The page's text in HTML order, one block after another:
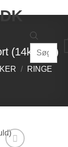
Products
search
(14k guld)
/ RINGE